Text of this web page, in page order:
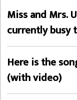
Miss and Mrs.
currently busy
Here is the
(with video)